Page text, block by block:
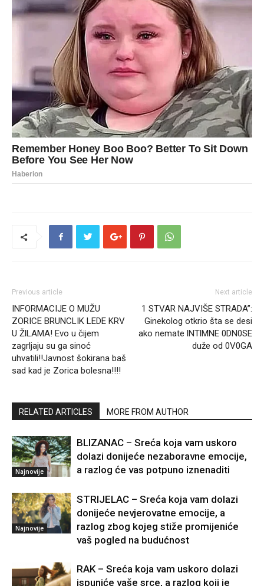
Previous article
INFORMACIJE O MUŽU
ZORICE BRUNCLIK LEDE KRV
U ŽlLAMA! Evo u čijem
zagrljaju su ga sinoć
uhvatili!!Javnost šokirana baš
sad kad je Zorica bolesna!!!!
Next article
1 STVAR NAJVIŠE STRADA”:
Ginekolog otkrio šta se desi
ako nemate lNTlMNE 0DN0SE
duže od 0V0GA
RELATED ARTICLES MORE FROM AUTHOR
Najnovije
BLIZANAC – Sreća koja vam uskoro
dolazi donijeće nezaboravne emocije,
a razlog će vas potpuno iznenaditi
Najnovije
STRIJELAC – Sreća koja vam dolazi
donijeće nevjerovatne emocije, a
razlog zbog kojeg stiže promijeniće
vaš pogled na budućnost
RAK – Sreća koja vam uskoro dolazi
ispuniće vaše srce, a razlog koji je